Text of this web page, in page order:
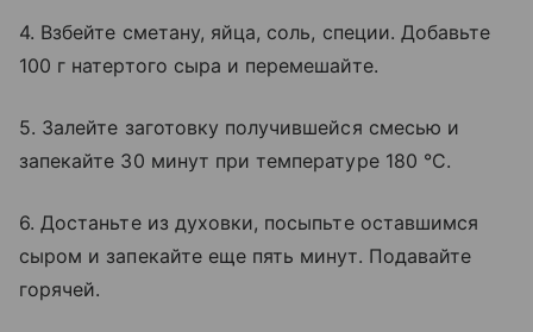
4. Взбейте сметану, яйца, соль, специи. Добавьте
100 г натертого сыра и перемешайте.
5. Залейте заготовку получившейся смесью и
запекайте 30 минут при температуре 180 °C.
6. Достаньте из духовки, посыпьте оставшимся
сыром и запекайте еще пять минут. Подавайте
горячей.